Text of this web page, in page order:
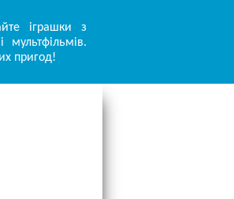
іграшки з
мультфільмів.
пригод!